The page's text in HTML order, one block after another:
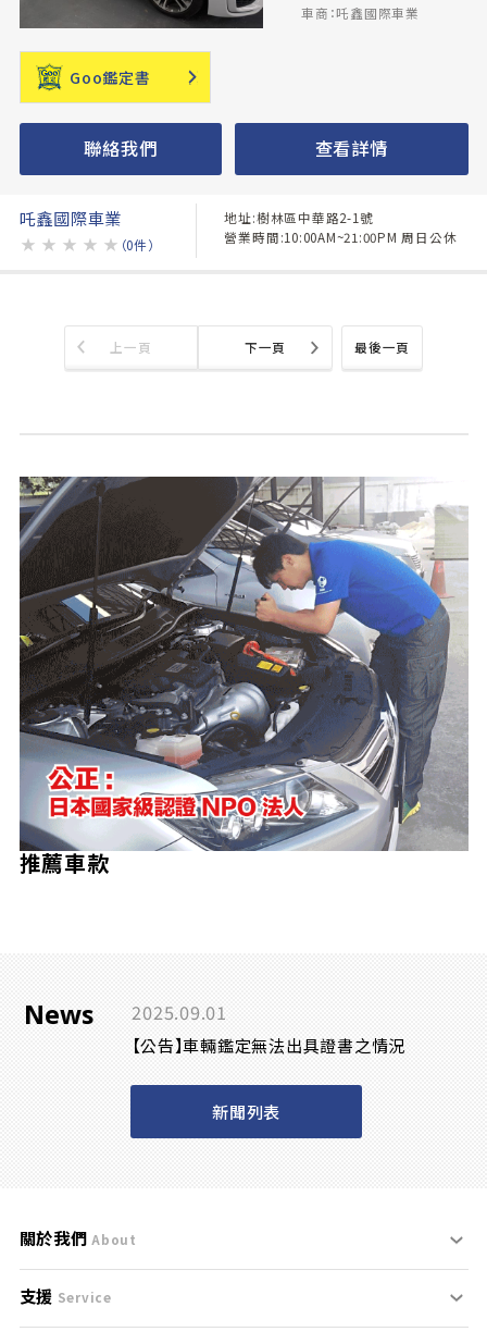
車商：吒鑫國際車業
Goo鑑定書
聯絡我們 查看詳情
吒鑫國際車業
★ ★ ★ ★ ★ （0件）
地址:樹林區中華路2-1號
營業時間:10:00AM~21:00PM 周日公休
最後一頁
上一頁 下一頁
推薦車款
News 2025.09.01
【公告】車輛鑑定無法出具證書之情況
新聞列表
關於我們 About
刊登規範
支援 Service